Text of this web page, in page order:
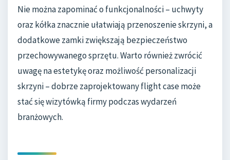
Nie można zapominać o funkcjonalności – uchwyty
oraz kółka znacznie ułatwiają przenoszenie skrzyni, a
dodatkowe zamki zwiększają bezpieczeństwo
przechowywanego sprzętu. Warto również zwrócić
uwagę na estetykę oraz możliwość personalizacji
skrzyni – dobrze zaprojektowany flight case może
stać się wizytówką firmy podczas wydarzeń
branżowych.